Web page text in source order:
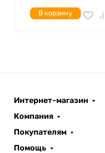
В корзину
Интернет-магазин
Компания
Покупателям
Помощь